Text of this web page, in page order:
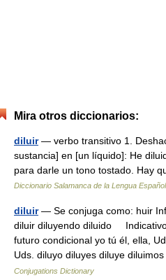
Mira otros diccionarios:
diluir— verbo transitivo 1.
sustancia] en [un líquido]: He
para darle un tono tostado. Hay
Diccionario Salamanca de la Lengua
diluir— Se conjuga como: huir
diluir diluyendo diluido
futuro condicional yo tú él, ella,
Uds. diluyo diluyes diluye
Conjugations Dictionary